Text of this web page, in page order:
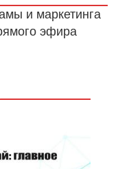
и маркетинга
эфира